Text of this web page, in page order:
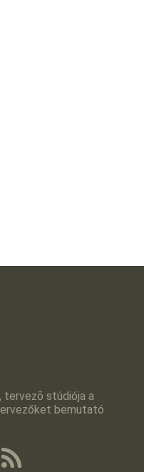
tervezõ stúdiója a
bemutató